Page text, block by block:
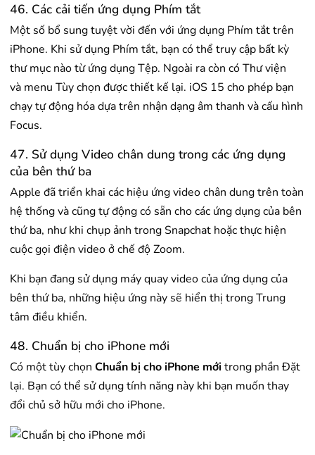
46. Các cải tiến ứng dụng Phím tắt
Một số bổ sung tuyệt vời đến với ứng dụng Phím tắt trên
iPhone. Khi sử dụng Phím tắt, bạn có thể truy cập bất kỳ
thư mục nào từ ứng dụng Tệp. Ngoài ra còn có Thư viện
và menu Tùy chọn được thiết kế lại. iOS 15 cho phép bạn
chạy tự động hóa dựa trên nhận dạng âm thanh và cấu hình
Focus.
47. Sử dụng Video chân dung trong các ứng dụng
của bên thứ ba
Apple đã triển khai các hiệu ứng video chân dung trên toàn
hệ thống và cũng tự động có sẵn cho các ứng dụng của bên
thứ ba, như khi chụp ảnh trong Snapchat hoặc thực hiện
cuộc gọi điện video ở chế độ Zoom.
Khi bạn đang sử dụng máy quay video của ứng dụng của
bên thứ ba, những hiệu ứng này sẽ hiển thị trong Trung
tâm điều khiển.
48. Chuẩn bị cho iPhone mới
Có một tùy chọn Chuẩn bị cho iPhone mớitrong phần Đặt
lại. Bạn có thể sử dụng tính năng này khi bạn muốn thay
đổi chủ sở hữu mới cho iPhone.